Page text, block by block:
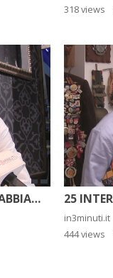
318 views
"ALLA FACCIA VOSTRA"… ABBIAMO INTERVISTATO GIANFRANCO JANNUZZO
in3minuti.it
444 views